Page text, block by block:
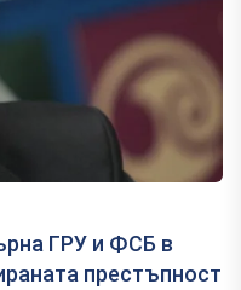
ГРУ и ФСБ в
престъпност